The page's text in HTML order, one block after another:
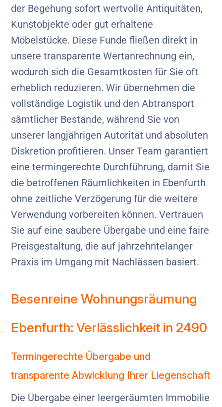
der Begehung sofort wertvolle Antiquitäten,
Kunstobjekte oder gut erhaltene
Möbelstücke. Diese Funde fließen direkt in
unsere transparente Wertanrechnung ein,
wodurch sich die Gesamtkosten für Sie oft
erheblich reduzieren. Wir übernehmen die
vollständige Logistik und den Abtransport
sämtlicher Bestände, während Sie von
unserer langjährigen Autorität und absoluten
Diskretion profitieren. Unser Team garantiert
eine termingerechte Durchführung, damit Sie
die betroffenen Räumlichkeiten in Ebenfurth
ohne zeitliche Verzögerung für die weitere
Verwendung vorbereiten können. Vertrauen
Sie auf eine saubere Übergabe und eine faire
Preisgestaltung, die auf jahrzehntelanger
Praxis im Umgang mit Nachlässen basiert.
Besenreine Wohnungsräumung
Ebenfurth: Verlässlichkeit in 2490
Termingerechte Übergabe und
transparente Abwicklung Ihrer Liegenschaft
Die Übergabe einer leergeräumten Immobilie